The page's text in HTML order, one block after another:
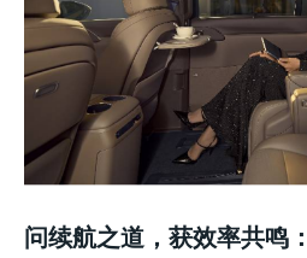
问续航之道，获效率共鸣